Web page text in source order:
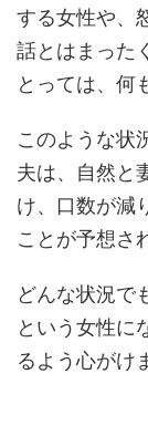
する女性や、
話とはまった
とっては、何
このような状
夫は、自然と
け、口数が減
ことが予想さ
どんな状況で
という女性に
るよう心がけ